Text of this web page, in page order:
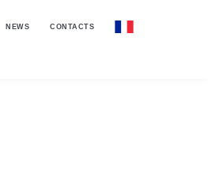
NEWS CONTACTS